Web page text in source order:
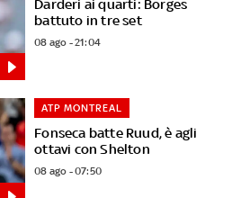
Darderi ai quarti: Borges
battuto in tre set
08 ago - 21:04
Fonseca batte Ruud, è agli
ottavi con Shelton
ATP MONTREAL
08 ago - 07:50